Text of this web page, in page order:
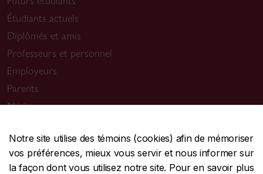
Notre site utilise des témoins (cookies) afin de mémoriser
vos préférences, mieux vous servir et nous informer sur
la façon dont vous utilisez notre site. Pour en savoir plus
Étudiants actuels
Diplômés et amis
Professeurs et personnel
Employeurs
Parents
Médias
Campus Sir George Williams
1455, boul. De Maisonneuve Ouest